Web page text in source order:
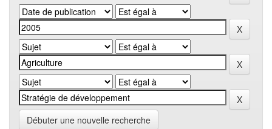
Débuter une nouvelle recherche